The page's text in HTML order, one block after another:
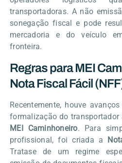
transportadoras. A não
sonegação fiscal e pode
mercadoria e do veículo
fronteira.
Regras para MEI
Nota Fiscal Fácil
Recentemente, houve
formalização do
MEI Caminhoneiro. Para
profissional, foi criada a
Tratase de um regime